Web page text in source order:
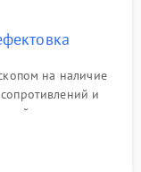
на наличие
и
питания,
видеочипа.